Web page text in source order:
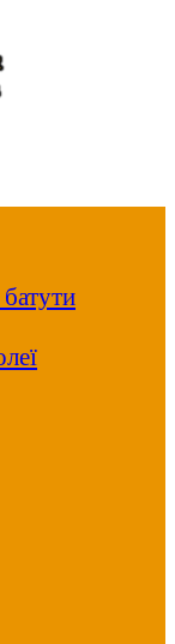
батути